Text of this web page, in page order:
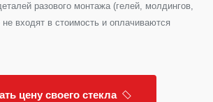
разового монтажа (гелей, молдингов,
не входят в стоимость и оплачиваются
цену своего стекла